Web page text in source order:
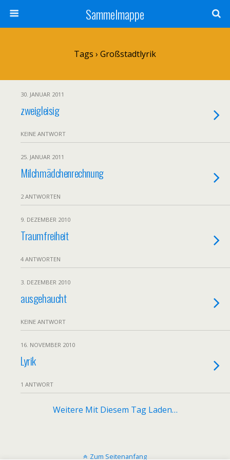
Sammelmappe
Tags › Großstadtlyrik
30. JANUAR 2011
zweigleisig
KEINE ANTWORT
25. JANUAR 2011
Milchmädchenrechnung
2 ANTWORTEN
9. DEZEMBER 2010
Traumfreiheit
4 ANTWORTEN
3. DEZEMBER 2010
ausgehaucht
KEINE ANTWORT
16. NOVEMBER 2010
Lyrik
1 ANTWORT
Weitere Mit Diesem Tag Laden…
Zum Seitenanfang